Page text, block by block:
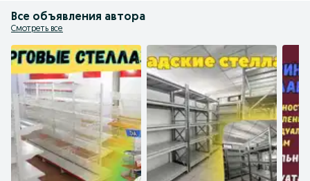
Все объявления автора
Смотреть все